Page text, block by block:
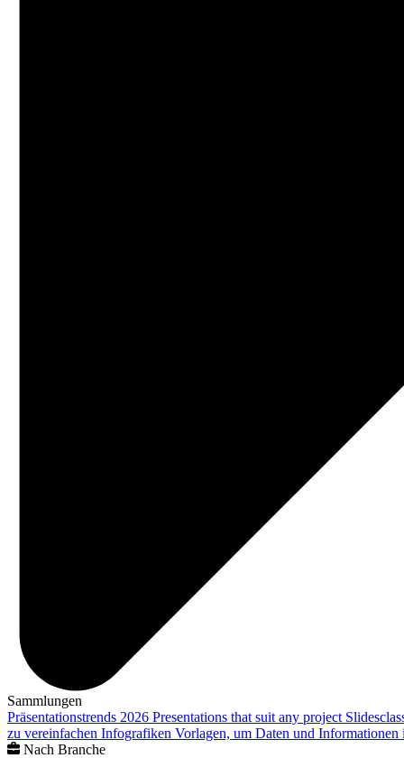
Sammlungen
Präsentationstrends 2026 Presentations that suit any project
zu vereinfachen Infografiken Vorlagen, um Daten und
Nach Branche